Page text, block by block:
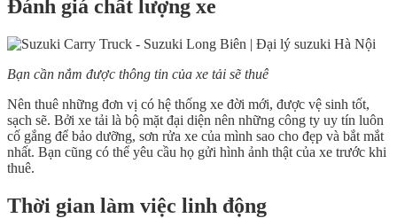
Đánh giá chất lượng xe
Bạn cần nắm được thông tin của xe tải sẽ thuê
Nên thuê những đơn vị có hệ thống xe đời mới, được vệ sinh tốt,
sạch sẽ. Bởi xe tải là bộ mặt đại diện nên những công ty uy tín luôn
cố gắng để bảo dưỡng, sơn rửa xe của mình sao cho đẹp và bắt mắt
nhất. Bạn cũng có thể yêu cầu họ gửi hình ảnh thật của xe trước khi
thuê.
Thời gian làm việc linh động